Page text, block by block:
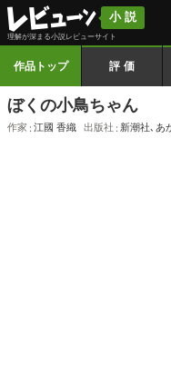
小説
理解が深まる小説レビューサイト
作品トップ 評価
ぼくの小鳥ちゃん
作家 江國 香織 出版社 新潮社､ あ